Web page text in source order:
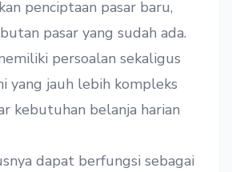
penciptaan pasar baru,
pasar yang sudah ada.
persoalan sekaligus
yang jauh lebih kompleks
kebutuhan belanja harian
dapat berfungsi sebagai